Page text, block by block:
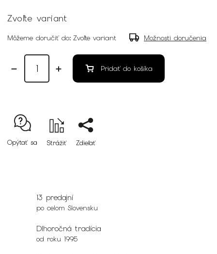
Zvoľte variant
Môžeme doručiť do: Zvoľte variant Možnosti doručenia
Pridať do košíka
Opýtať sa Strážiť Zdieľať
13 predajní
po celom Slovensku
Dlhoročná tradícia
od roku 1995